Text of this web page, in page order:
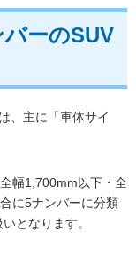
ーのSUV
、主に「車体サイ
幅1,700mm以下・全
に5ナンバーに分類
となります。